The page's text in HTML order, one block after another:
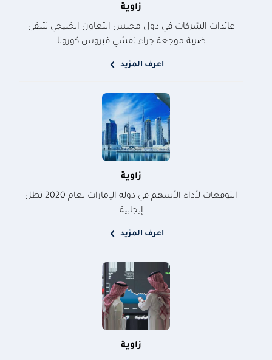
زاوية
عائدات الشركات في دول مجلس التعاون الخليجي تتلقى
ضربة موجعة جراء تفشي فيروس كورونا
اعرف المزيد
زاوية
التوقعات لأداء الأسهم في دولة الإمارات لعام 2020 تظل
إيجابية
اعرف المزيد
زاوية